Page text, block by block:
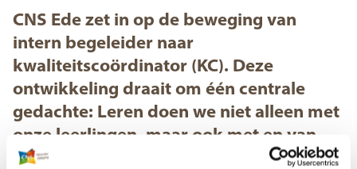
CNS Ede zet in op de beweging van
intern begeleider naar
kwaliteitscoördinator (KC). Deze
ontwikkeling draait om één centrale
gedachte: Leren doen we niet alleen met
onze leerlingen, maar ook met en van
elkaar als professionals.